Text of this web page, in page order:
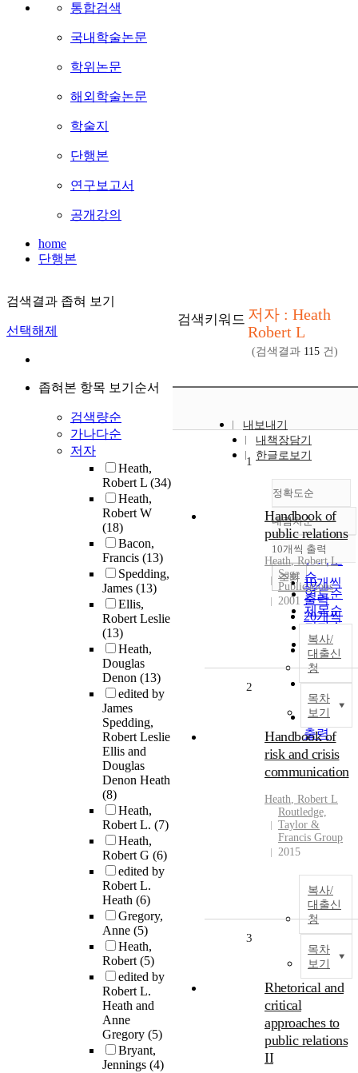
통합검색
국내학술논문
학위논문
해외학술논문
학술지
단행본
연구보고서
공개강의
home
단행본
검색결과 좁혀 보기
선택해제
좁혀본 항목 보기순서
검색량순
가나다순
저자
Heath,
Robert L (34)
Heath,
Robert W
(18)
Bacon,
Francis (13)
Spedding,
James (13)
Ellis,
Robert Leslie
(13)
Heath,
Douglas
Denon (13)
edited by
James
Spedding,
Robert Leslie
Ellis and
Douglas
Denon Heath
(8)
Heath,
Robert L. (7)
Heath,
Robert G (6)
edited by
Robert L.
Heath (6)
Gregory,
Anne (5)
Heath,
Robert(5)
edited by
Robert L.
Heath and
Anne
Gregory (5)
Bryant,
Jennings (4)
검색키워드 저자 : Heath
Robert L
(검색결과 115 건)
내보내기
내책장담기
한글로보기
정확도순
정확도
순
인기도
순
연도순
제목순
저자순
발행기
관순
내림차순
내림차순
10개씩 출력
10개씩
출력
20개씩
출력
30개씩
출력
50개씩
출력
100개씩
출력
조회
1
Handbook of
public relations
Heath,RobertL
Sage
Publications
2001
복사/
대출신
청
목차
보기
2
Handbook of
risk and crisis
communication
Heath, Robert L
Routledge,
Taylor &
Francis Group
2015
복사/
대출신
청
목차
보기
3
Rhetorical and
critical
approaches to
public relations
II